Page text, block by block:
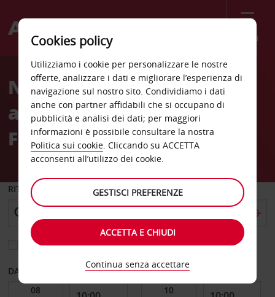
Menù
Welcome
AvisNoleggio auto
all'Aeroporto di Roma
Fiumicino (FCO)
RITIRO DA
Scegli una località di riconsegna diversa
DAL GIORNO AL GIORNO
Cookies policy
Utilizziamo i cookie per personalizzare le nostre
offerte, analizzare i dati e migliorare l’esperienza di
navigazione sul nostro sito. Condividiamo i dati
anche con partner affidabili che si occupano di
pubblicità e analisi dei dati; per maggiori
informazioni è possibile consultare la nostra
Politica sui cookie. Cliccando su ACCETTA
acconsenti all’utilizzo dei cookie.
GESTISCI PREFERENZE
ACCETTA E CHIUDI
Continua senza accettare